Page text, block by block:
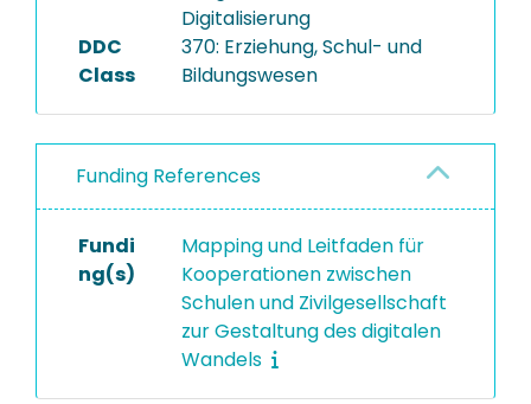
Digitalisierung
DDC
Class
370: Erziehung, Schul- und
Bildungswesen
Funding References
Fundi
ng(s)
Mapping und Leitfaden für
Kooperationen zwischen
Schulen und Zivilgesellschaft
zur Gestaltung des digitalen
Wandels